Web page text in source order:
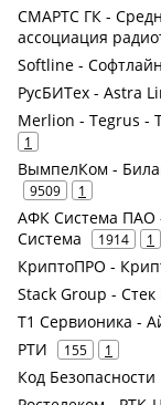
СМАРТС ГК -
ассоциация
Softline - Софтлайн
РусБИТех - Astra
Merlion - Tegrus -
1
ВымпелКом -
9509 1
АФК Система ПАО
Система
1914 1
КриптоПРО -
Stack Group -
Т1 Сервионика -
РТИ 155 1
Код Безопасности